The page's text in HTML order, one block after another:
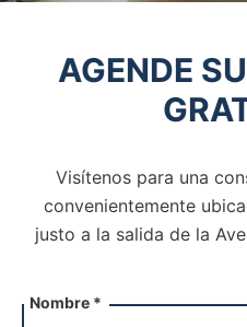
AGENDE
Visítenos para una
convenientemente
justo a la salida de la
Nombre *